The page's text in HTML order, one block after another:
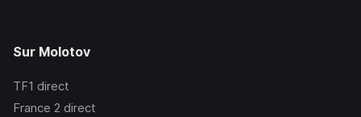
Sur Molotov
TF1 direct
France 2 direct